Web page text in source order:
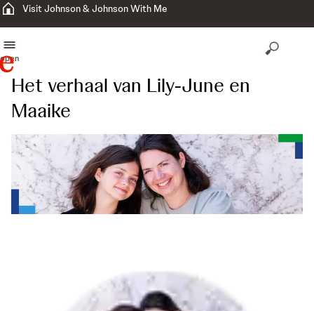
Visit Johnson & Johnson With Me
open
Het verhaal van Lily-June en
Maaike